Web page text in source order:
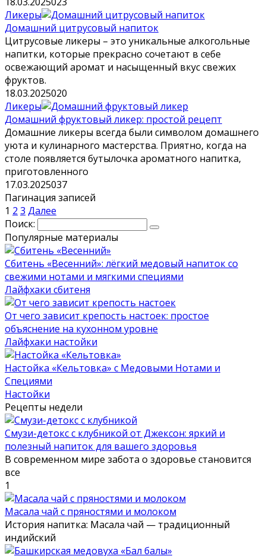
Ликеры
Домашний цитрусовый напиток
Цитрусовые ликеры – это уникальные алкогольные
напитки, которые прекрасно сочетают в себе
освежающий аромат и насыщенный вкус свежих
фруктов.
18.03.2025020
Ликеры
Домашний фруктовый ликер: простой рецепт
Домашние ликеры всегда были символом домашнего
уюта и кулинарного мастерства. Приятно, когда на
столе появляется бутылочка ароматного напитка,
приготовленного
17.03.2025037
Пагинация записей
1 2 3 Далее
Поиск:
Популярные материалы
Сбитень «Весенний»: лёгкий медовый напиток со
свежими нотами и мягкими специями
Лайфхаки сбитеня
От чего зависит крепость настоек: простое
объяснение на кухонном уровне
Лайфхаки настойки
Настойка «Кельтовка» с Медовыми Нотами и
Специями
Настойки
Рецепты недели
Смузи-детокс с клубникой от Джексон: яркий и
полезный напиток для вашего здоровья
В современном мире забота о здоровье становится
все
1
Масала чай с пряностями и молоком
История напитка: Масала чай — традиционный
индийский